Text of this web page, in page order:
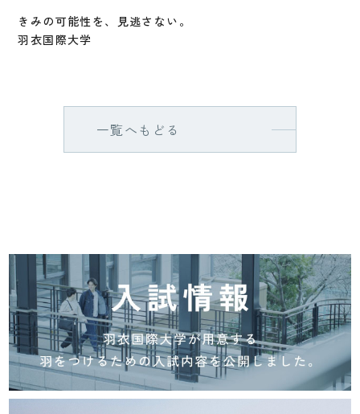
きみの可能性を、見逃さない。
羽衣国際大学
一覧へもどる